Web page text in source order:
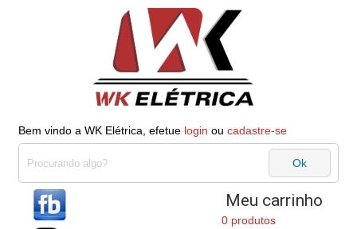
Bem vindo a WK Elétrica, efetue login ou cadastre-se
Meu carrinho
0 produtos